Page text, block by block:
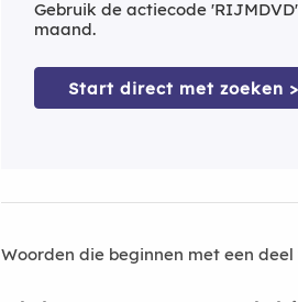
Gebruik de actiecode
maand.
Start direct met zoeken >
Woorden die beginnen met een deel